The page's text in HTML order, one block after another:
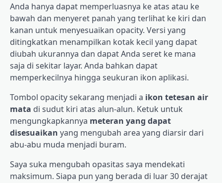
Anda hanya dapat memperluasnya ke atas atau ke
bawah dan menyeret panah yang terlihat ke kiri dan
kanan untuk menyesuaikan opacity. Versi yang
ditingkatkan menampilkan kotak kecil yang dapat
diubah ukurannya dan dapat Anda seret ke mana
saja di sekitar layar. Anda bahkan dapat
memperkecilnya hingga seukuran ikon aplikasi.
Tombol opacity sekarang menjadi a ikon tetesan air
mata di sudut kiri atas alun-alun. Ketuk untuk
mengungkapkannya meteran yang dapat
disesuaikan yang mengubah area yang diarsir dari
abu-abu muda menjadi buram.
Saya suka mengubah opasitas saya mendekati
maksimum. Siapa pun yang berada di luar 30 derajat